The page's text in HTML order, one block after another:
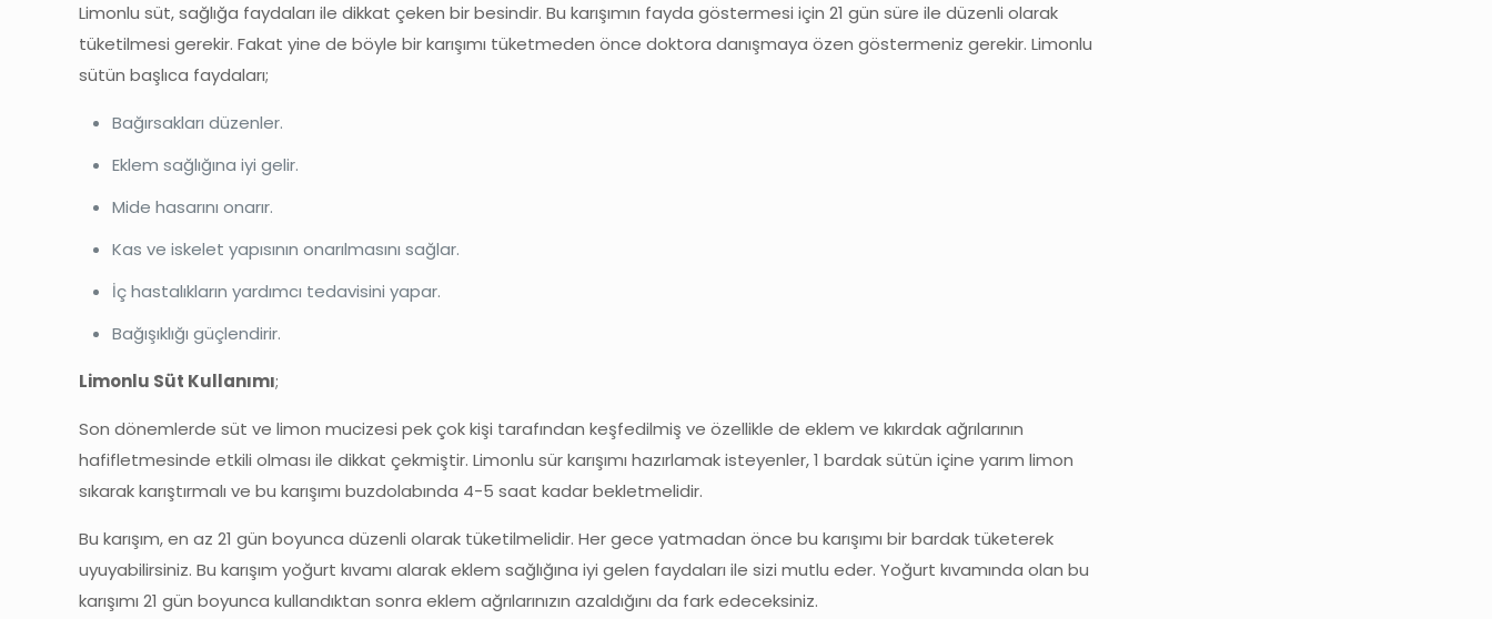
Limonlu süt, sağlığa faydaları ile dikkat çeken bir besindir. Bu karışımın fayda göstermesi için 21 gün süre ile düzenli olarak
tüketilmesi gerekir. Fakat yine de böyle bir karışımı tüketmeden önce doktora danışmaya özen göstermeniz gerekir. Limonlu
sütün başlıca faydaları;
Bağırsakları düzenler.
Eklem sağlığına iyi gelir.
Mide hasarını onarır.
Kas ve iskelet yapısının onarılmasını sağlar.
İç hastalıkların yardımcı tedavisini yapar.
Bağışıklığı güçlendirir.
Limonlu Süt Kullanımı;
Son dönemlerde süt ve limon mucizesi pek çok kişi tarafından keşfedilmiş ve özellikle de eklem ve kıkırdak ağrılarının
hafifletmesinde etkili olması ile dikkat çekmiştir. Limonlu sür karışımı hazırlamak isteyenler, 1 bardak sütün içine yarım limon
sıkarak karıştırmalı ve bu karışımı buzdolabında 4-5 saat kadar bekletmelidir.
Bu karışım, en az 21 gün boyunca düzenli olarak tüketilmelidir. Her gece yatmadan önce bu karışımı bir bardak tüketerek
uyuyabilirsiniz. Bu karışım yoğurt kıvamı alarak eklem sağlığına iyi gelen faydaları ile sizi mutlu eder. Yoğurt kıvamında olan bu
karışımı 21 gün boyunca kullandıktan sonra eklem ağrılarınızın azaldığını da fark edeceksiniz.